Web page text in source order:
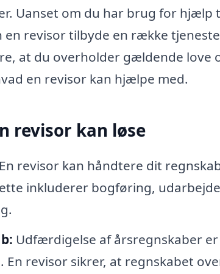
Uanset om du har brug for hjælp
en revisor tilbyde en række
at du overholder gældende love
en revisor kan hjælpe med.
revisor kan løse
En revisor kan håndtere dit
inkluderer bogføring,
Udfærdigelse af årsregnskaber
En revisor sikrer, at regnskabet